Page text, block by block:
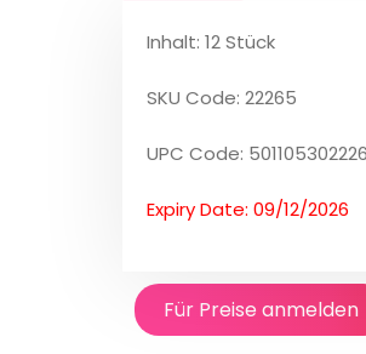
Inhalt: 12 Stück
SKU Code: 22265
UPC Code:
Expiry Date: 09/12/2026
Für Preise anmelden